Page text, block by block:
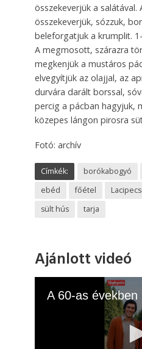
összekeverjük a
összekeverjük, sózzuk,
beleforgatjuk a krumplit.
A megmosott, szárazra
megkenjük a mustáros
elvegyítjük az olajjal, az
durvára darált borssal,
percig a pácban hagyjuk,
közepes lángon pirosra
Fotó: archív
Címkék: borókabogyó
ebéd
főétel
sült hús
tarja
Ajánlott videó